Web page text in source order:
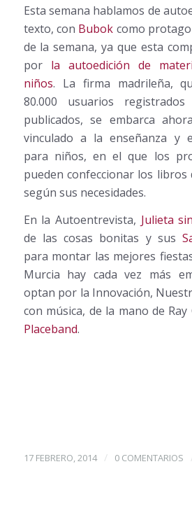
Esta semana hablamos de
texto, con Bubok como
de la semana, ya que esta
por la autoedición de
niños. La firma madrileña,
80.000 usuarios
publicados, se embarca
vinculado a la enseñanza y
para niños, en el que los
pueden confeccionar los
según sus necesidades.
En la Autoentrevista, Julieta
de las cosas bonitas y sus
para montar las mejores
Murcia hay cada vez más
optan por la Innovación,
con música, de la mano de
Placeband.
17 FEBRERO, 2014 / 0 COMENTARIOS